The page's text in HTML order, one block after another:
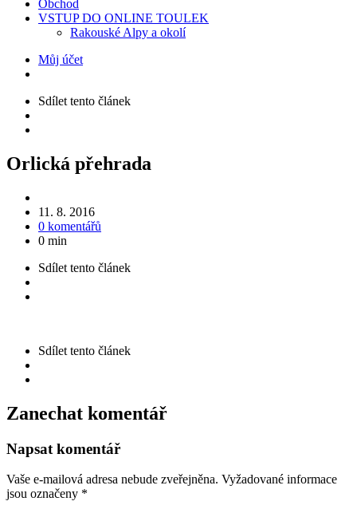
Obchod
VSTUP DO ONLINE TOULEK
Rakouské Alpy a okolí
Můj účet
Sdílet tento článek
Orlická přehrada
11. 8. 2016
0 komentářů
0 min
Sdílet tento článek
Sdílet tento článek
Zanechat komentář
Napsat komentář
Vaše e-mailová adresa nebude zveřejněna. Vyžadované informace
jsou označeny *